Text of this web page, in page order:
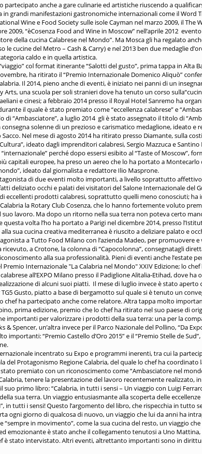
partecipato anche a gare culinarie ed artistiche riuscendo a
in grandi manifestazioni gastronomiche internazionali come il Word
Wine e Food Society sulle isole Cayman nel marzo 2009, il The
2009, “èCosenza Food and Wine in Moscow” nell’aprile 2012
della cucina Calabrese nel Mondo”. Ma Mosca gli ha regalato
le cucine del Metro – Cash & Carry) e nel 2013 ben due medaglie
caldo e in quella artistica.
col format itinerante “Salotti del gusto”, prima tappa in Alta
ha ritirato il “Premio Internazionale Domenico Aliquò”
Il 2014, pieno anche di eventi, è iniziato nei panni di un
Arts, una scuola per soli stranieri dove ha tenuto un corso
e cinesi; a febbraio 2014 presso il Royal Hotel Sanremo ha
il quale è stato premiato come “eccellenza calabrese” e
di “Ambasciatore”, a luglio 2014 gli è stato assegnato il titolo di
solenne di un prezioso e carismatico medaglione, ideato e
Nel mese di agosto 2014 ha ritirato presso Diamante, sulla
ideato dagli imprenditori calabresi, Sergio Mazzuca e
perché dopo essersi esibito al “Taste of Moscow”,
capitali europee, ha preso un aereo che lo ha portato a
ideato dal giornalista e redattore Ilio Masprone.
di due eventi molto importanti, a livello soprattutto
deliziato occhi e palati dei visitatori del Salone Internazionale del
eccellenti prodotti calabresi, soprattutto quelli meno conosciuti; ha
la Rotary Club Cosenza, che lo hanno fortemente voluto
suo lavoro. Ma dopo un ritorno nella sua terra non poteva certo
questa volta l’ho ha portato a Parigi nel dicembre 2014, presso
sua cucina creativa mediterranea è riuscito a deliziare palato e
a Tutto Food Milano con l’azienda Madeo, per promuovere
ricevuto, a Crotone, la colonna di “Capocolonna”, consegnatagli
alla sua professionalità. Pieni di eventi anche l’estate
Internazionale "La Calabria nel Mondo" XXIV Edizione; lo
all’EXPO Milano presso il Padiglione Alitalia-Etihad, dove ha
di alcuni suoi piatti. Il mese di luglio invece è stato aperto
Gusto, piatto a base di bergamotto sul quale si è tenuto un
chef ha partecipato anche come relatore. Altra tappa molto
prima edizione, premio che lo chef ha ritirato nel suo paese di
importanti per valorizzare i prodotti della sua terra: una per la
& Spencer, un’altra invece per il Parco Nazionale del Pollino, “Da
importanti: “Premio Castello d’Oro 2015” e il “Premio Stelle de
incentrato su Expo e programmi inerenti, tra cui la
del Protagonismo Regione Calabria, del quale lo chef ha
premiato con un riconoscimento come “Ambasciatore nel
tenere la presentazione del lavoro recentemente realizzato,
suo primo libro: “Calabria, in tutti i sensi – Un viaggio con Luigi
sua terra. Un viaggio entusiasmante alla scoperta delle
in tutti i sensi! Questo l’argomento del libro, che rispecchia in tutto
ogni giorno di qualcosa di nuovo, un viaggio che lui da anni ha
“sempre in movimento”, come la sua cucina del resto, un viaggio
emozionante è stato anche il collegamento tenutosi a Uno
è stato intervistato. Altri eventi, altrettanto importanti sono in